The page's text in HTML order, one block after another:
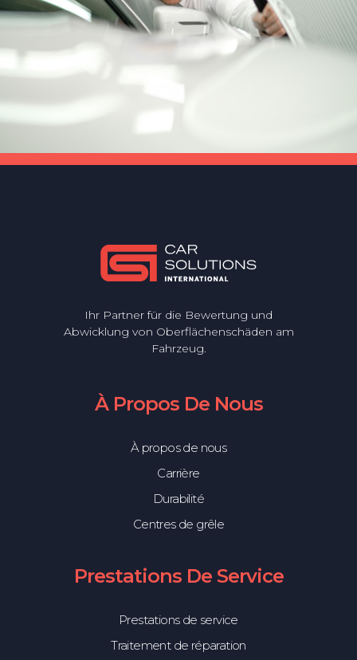
Ihr Partner für die Bewertung und
Abwicklung von Oberflächenschäden am
Fahrzeug.
À Propos De Nous
À propos de nous
Carrière
Durabilité
Centres de grêle
Prestations De Service
Prestations de service
Traitement de réparation